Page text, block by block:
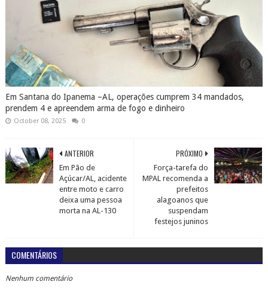
Em Santana do Ipanema –AL, operações cumprem 34 mandados,
prendem 4 e apreendem arma de fogo e dinheiro
October 08, 2025 0
PRÓXIMO
Força-tarefa do
MPAL recomenda a
prefeitos
alagoanos que
suspendam
festejos juninos
ANTERIOR
Em Pão de
Açúcar/AL, acidente
entre moto e carro
deixa uma pessoa
morta na AL-130
COMENTÁRIOS
Nenhum comentário